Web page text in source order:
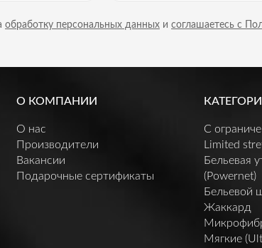
обработку персональных данных и соглашаетесь с
О КОМПАНИИ
О нас
Производители
Вакансии
Подарочные сертификаты
C
Limited
Бельевая
(Powernet)
Бельевой
Жаккард
Мягкие